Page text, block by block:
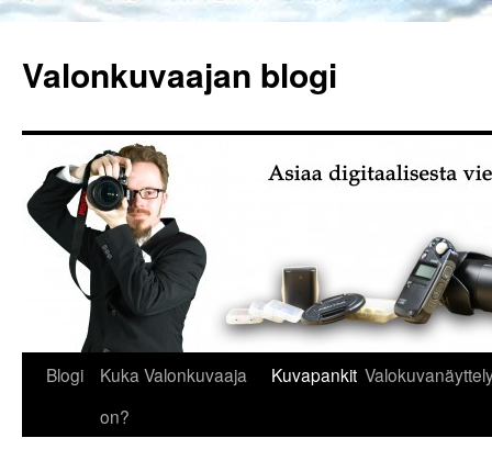
Valonkuvaajan blogi
Blogi
Kuka Valonkuvaaja
on?
Kuvapankit